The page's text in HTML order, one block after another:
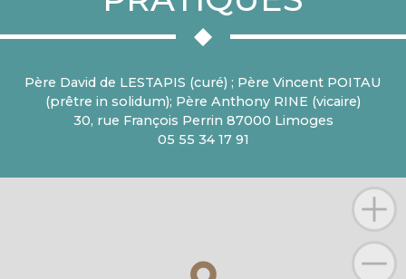
Père David de LESTAPIS (curé) ; Père Vincent POITAU
(prêtre in solidum); Père Anthony RINE (vicaire)
30, rue François Perrin 87000 Limoges
05 55 34 17 91